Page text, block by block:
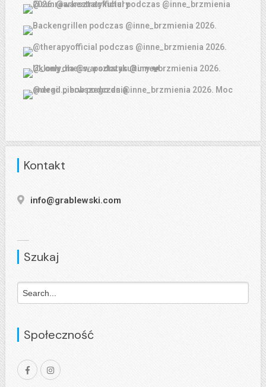
Kontakt
info@grablewski.com
Szukaj
Społeczność